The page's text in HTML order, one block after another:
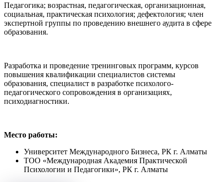
Педагогика; возрастная, педагогическая, организационная,
социальная, практическая психология; дефектология; член
экспертной группы по проведению внешнего аудита в сфере
образования.
Разработка и проведение тренинговых программ, курсов
повышения квалификации специалистов системы
образования, специалист в разработке психолого-
педагогического сопровождения в организациях,
психодиагностики.
Место работы:
Университет Международного Бизнеса, РК г. Алматы
ТОО «Международная Академия Практической
Психологии и Педагогики», РК г. Алматы